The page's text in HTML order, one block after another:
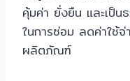
คุ้มค่า ยั่งยืน และเป็น
ในการซ่อม ลดค่าใช้
ผลิตภัณฑ์